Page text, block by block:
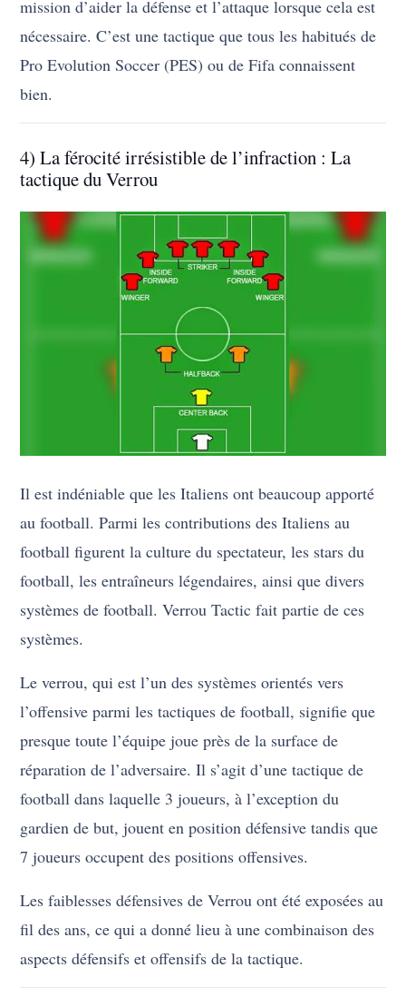
mission d’aider la défense et l’attaque lorsque cela est
nécessaire. C’est une tactique que tous les habitués de
Pro Evolution Soccer (PES) ou de Fifa connaissent
bien.
4) La férocité irrésistible de l’infraction : La
tactique du Verrou
Il est indéniable que les Italiens ont beaucoup apporté
au football. Parmi les contributions des Italiens au
football figurent la culture du spectateur, les stars du
football, les entraîneurs légendaires, ainsi que divers
systèmes de football. Verrou Tactic fait partie de ces
systèmes.
Le verrou, qui est l’un des systèmes orientés vers
l’offensive parmi les tactiques de football, signifie que
presque toute l’équipe joue près de la surface de
réparation de l’adversaire. Il s’agit d’une tactique de
football dans laquelle 3 joueurs, à l’exception du
gardien de but, jouent en position défensive tandis que
7 joueurs occupent des positions offensives.
Les faiblesses défensives de Verrou ont été exposées au
fil des ans, ce qui a donné lieu à une combinaison des
aspects défensifs et offensifs de la tactique.